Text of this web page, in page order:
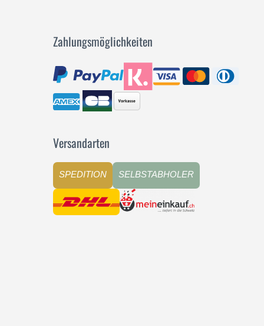
Zahlungsmöglichkeiten
Versandarten
SPEDITION SELBSTABHOLER